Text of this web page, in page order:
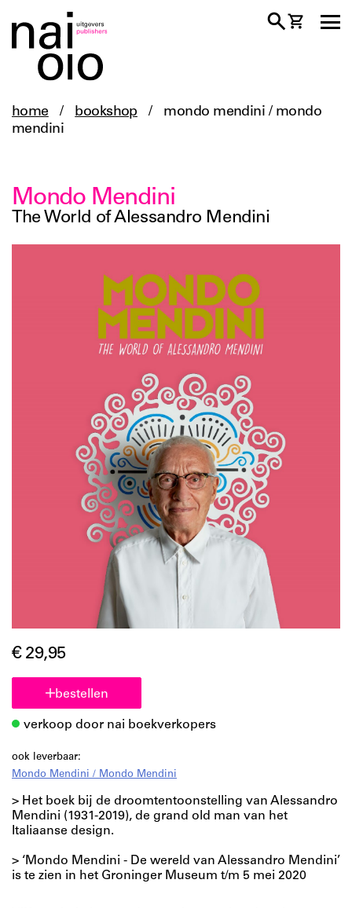
home / bookshop /
mondo mendini / mondo
mendini
Mondo Mendini
The World of Alessandro Mendini
€ 29,95
bestellen
verkoop door nai boekverkopers
ook leverbaar:
Mondo Mendini / Mondo Mendini
> Het boek bij de droomtentoonstelling van Alessandro
Mendini (1931-2019), de grand old man van het
Italiaanse design.
> ‘Mondo Mendini - De wereld van Alessandro Mendini’
is te zien in het Groninger Museum t/m 5 mei 2020